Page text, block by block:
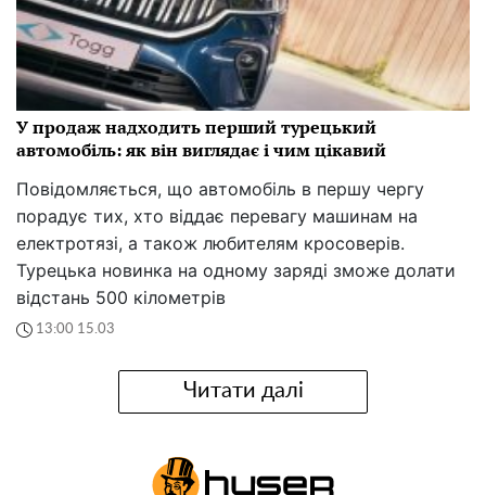
У продаж надходить перший турецький
автомобіль: як він виглядає і чим цікавий
Повідомляється, що автомобіль в першу чергу
порадує тих, хто віддає перевагу машинам на
електротязі, а також любителям кросоверів.
Турецька новинка на одному заряді зможе долати
відстань 500 кілометрів
13:00 15.03
Читати далі